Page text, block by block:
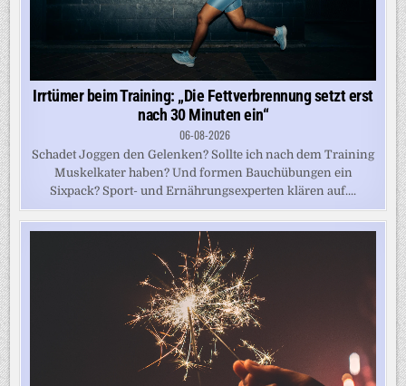
Irrtümer beim Training: „Die Fettverbrennung setzt erst
nach 30 Minuten ein“
06-08-2026
Schadet Joggen den Gelenken? Sollte ich nach dem Training
Muskelkater haben? Und formen Bauchübungen ein
Sixpack? Sport- und Ernährungsexperten klären auf....